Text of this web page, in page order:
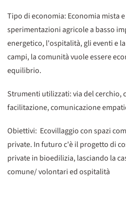
Tipo di economia: Economia mista
sperimentazioni agricole a basso
energetico, l'ospitalità, gli eventi e
campi, la comunità vuole essere
equilibrio.
Strumenti utilizzati: via del cerchio,
facilitazione, comunicazione
Obiettivi: Ecovillaggio con spazi
private. In futuro c'è il progetto di
private in bioedilizia, lasciando la
comune/ volontari ed ospitalità